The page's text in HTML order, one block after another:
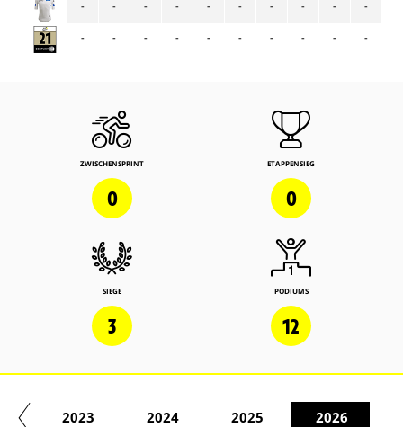
-
-
-
-
-
-
-
-
-
-
-
-
-
-
-
-
-
-
-
-
ZWISCHENSPRINT
0
ETAPPENSIEG
0
SIEGE
3
PODIUMS
12
2023 2024 2025 2026